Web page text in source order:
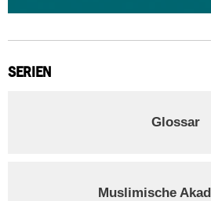
SERIEN
Glossar
Muslimische